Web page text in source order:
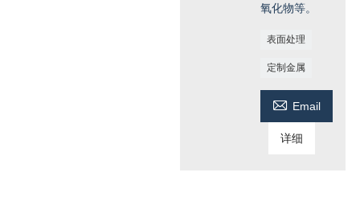
氧化物等。
表面处理
定制金属
 Email
详细